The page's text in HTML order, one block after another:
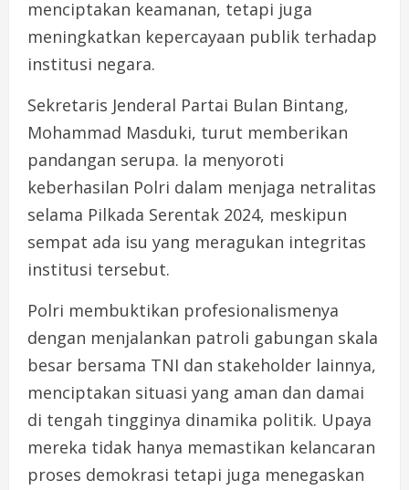
menciptakan keamanan, tetapi juga
meningkatkan kepercayaan publik terhadap
institusi negara.
Sekretaris Jenderal Partai Bulan Bintang,
Mohammad Masduki, turut memberikan
pandangan serupa. Ia menyoroti
keberhasilan Polri dalam menjaga netralitas
selama Pilkada Serentak 2024, meskipun
sempat ada isu yang meragukan integritas
institusi tersebut.
Polri membuktikan profesionalismenya
dengan menjalankan patroli gabungan skala
besar bersama TNI dan stakeholder lainnya,
menciptakan situasi yang aman dan damai
di tengah tingginya dinamika politik. Upaya
mereka tidak hanya memastikan kelancaran
proses demokrasi tetapi juga menegaskan